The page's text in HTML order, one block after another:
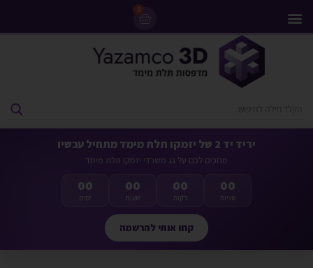
0
יריד יד 2 של יזמקו תלת מימד מתחיל עכשיו
מחכים לכם על גג משרדי יזמקו תלת מימד
00
ימים
00
שעות
00
דקות
00
שניות
קחו אותי להרשמה